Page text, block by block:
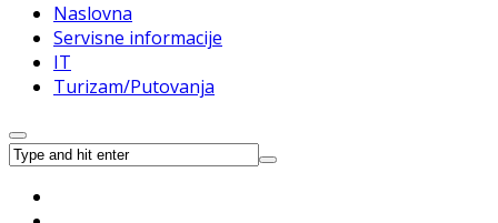
Naslovna
Servisne informacije
IT
Turizam/Putovanja